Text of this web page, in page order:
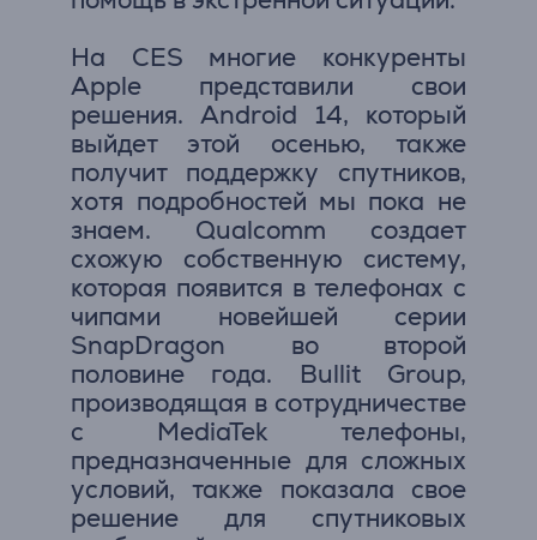
На CES многие конкуренты
Apple представили свои
решения. Android 14, который
выйдет этой осенью, также
получит поддержку спутников,
хотя подробностей мы пока не
знаем. Qualcomm создает
схожую собственную систему,
которая появится в телефонах с
чипами новейшей серии
SnapDragon во второй
половине года. Bullit Group,
производящая в сотрудничестве
с MediaTek телефоны,
предназначенные для сложных
условий, также показала свое
решение для спутниковых